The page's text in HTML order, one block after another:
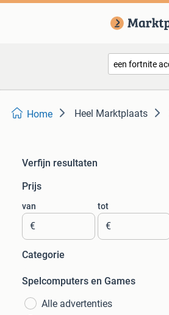
Home Heel Marktplaats
Verfijn resultaten
Prijs
van
€
tot
€
Categorie
Spelcomputers en Games
Alle advertenties